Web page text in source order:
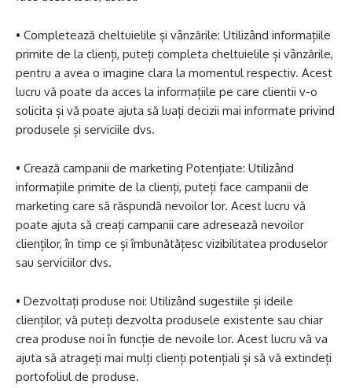
• Completează cheltuielile și vânzările: Utilizând informațiile
primite de la clienți, puteți completa cheltuielile și vânzările,
pentru a avea o imagine clara la momentul respectiv. Acest
lucru vă poate da acces la informațiile pe care clientii v-o
solicita și vă poate ajuta să luați decizii mai informate privind
produsele și serviciile dvs.
• Crează campanii de marketing Potențiate: Utilizând
informațiile primite de la clienți, puteți face campanii de
marketing care să răspundă nevoilor lor. Acest lucru vă
poate ajuta să creați campanii care adresează nevoilor
clienților, în timp ce și îmbunătățesc vizibilitatea produselor
sau serviciilor dvs.
• Dezvoltați produse noi: Utilizând sugestiile și ideile
clienților, vă puteți dezvolta produsele existente sau chiar
crea produse noi în funcție de nevoile lor. Acest lucru vă va
ajuta să atrageți mai mulți clienți potențiali și să vă extindeți
portofoliul de produse.